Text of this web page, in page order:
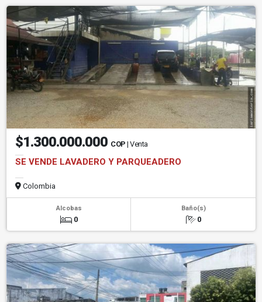
$1.300.000.000 COP | Venta
SE VENDE LAVADERO Y PARQUEADERO
Colombia
Alcobas
0
Baño(s)
0